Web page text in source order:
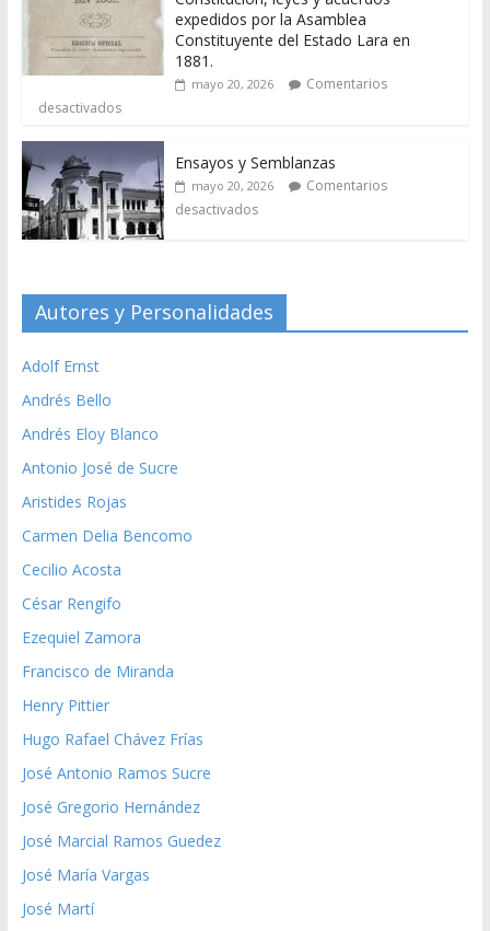
expedidos por la Asamblea
Constituyente del Estado Lara en
1881.
mayo 20, 2026
Comentarios
desactivados
Ensayos y Semblanzas
mayo 20, 2026
Comentarios
desactivados
Autores y Personalidades
Adolf Ernst
Andrés Bello
Andrés Eloy Blanco
Antonio José de Sucre
Aristides Rojas
Carmen Delia Bencomo
Cecilio Acosta
César Rengifo
Ezequiel Zamora
Francisco de Miranda
Henry Pittier
Hugo Rafael Chávez Frías
José Antonio Ramos Sucre
José Gregorio Hernández
José Marcial Ramos Guedez
José María Vargas
José Martí